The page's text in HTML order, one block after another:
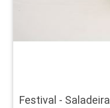
Festival - Saladeira